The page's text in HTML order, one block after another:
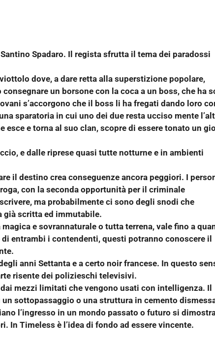
Spadaro. Il regista sfrutta il tema dei paradossi
dove, a dare retta alla superstizione popolare,
un borsone con la coca a un boss, che ha
s’accorgono che il boss li ha fregati dando loro
sparatoria in cui uno dei due resta ucciso mente
e torna al suo clan, scopre di essere tonato un
e dalle riprese quasi tutte notturne e in ambienti
il destino crea conseguenze ancora peggiori. I
con la seconda opportunità per il criminale
ma probabilmente ci sono degli snodi che
già scritta ed immutabile.
e sovrannaturale o tutta terrena, vale fino a
entrambi i contendenti, questi potranno conoscere il
anni Settanta e a certo noir francese. In questo
risente dei polizieschi televisivi.
mezzi limitati che vengono usati con intelligenza. Il
sottopassaggio o una struttura in cemento
l’ingresso in un mondo passato o futuro si
In Timeless è l’idea di fondo ad essere vincente.